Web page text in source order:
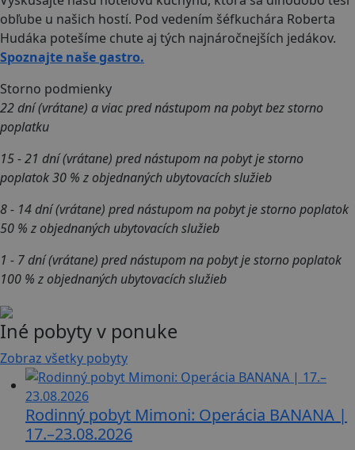
obľube u našich hostí. Pod vedením šéfkuchára Roberta
Hudáka potešíme chute aj tých najnáročnejších jedákov.
Spoznajte naše gastro.
Storno podmienky
22 dní (vrátane) a viac pred nástupom na pobyt bez storno
poplatku
15 - 21 dní (vrátane) pred nástupom na pobyt je storno
poplatok 30 % z objednaných ubytovacích služieb
8 - 14 dní (vrátane) pred nástupom na pobyt je storno poplatok
50 % z objednaných ubytovacích služieb
1 - 7 dní (vrátane) pred nástupom na pobyt je storno poplatok
100 % z objednaných ubytovacích služieb
Iné pobyty v ponuke
Zobraz všetky pobyty
Rodinný pobyt Mimoni: Operácia BANANA |
17.–23.08.2026